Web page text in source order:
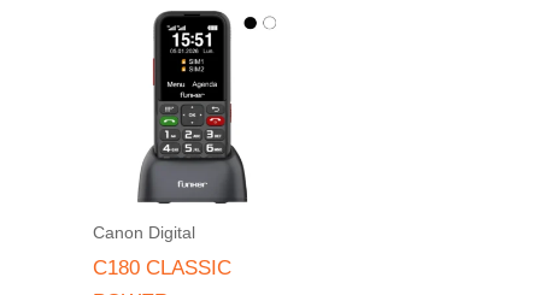
Canon Digital
C180 CLASSIC